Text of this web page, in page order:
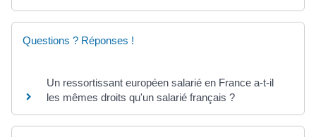
Questions ? Réponses !
Un ressortissant européen salarié en France a-t-il
les mêmes droits qu'un salarié français ?